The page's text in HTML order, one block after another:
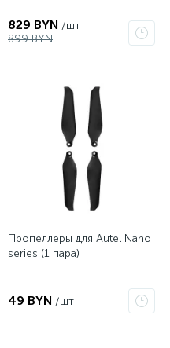
829 BYN /шт
899 BYN
Пропеллеры для Autel Nano
series (1 пара)
49 BYN /шт